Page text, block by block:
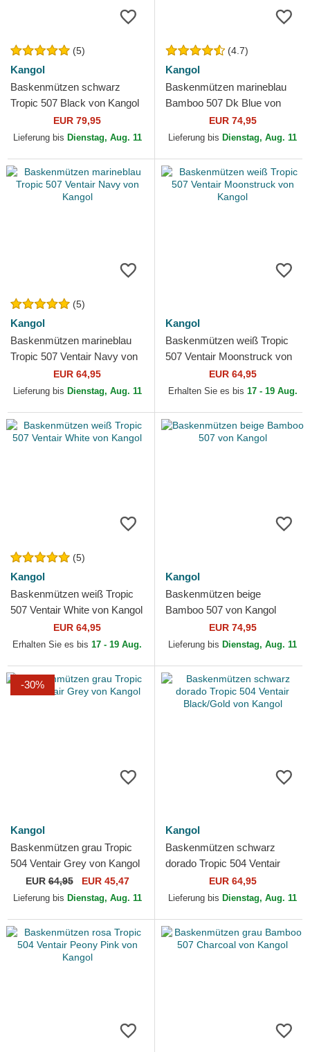
(5)
Kangol
Baskenmützen schwarz
Tropic 507 Black von Kangol
EUR 79,95
Lieferung bis Dienstag, Aug. 11
(4.7)
Kangol
Baskenmützen marineblau
Bamboo 507 Dk Blue von
EUR 74,95
Lieferung bis Dienstag, Aug. 11
(5)
Kangol
Baskenmützen marineblau
Tropic 507 Ventair Navy von
EUR 64,95
Lieferung bis Dienstag, Aug. 11
Kangol
Baskenmützen weiß Tropic
507 Ventair Moonstruck von
EUR 64,95
Erhalten Sie es bis 17 - 19 Aug.
(5)
Kangol
Baskenmützen weiß Tropic
507 Ventair White von Kangol
EUR 64,95
Erhalten Sie es bis 17 - 19 Aug.
Kangol
Baskenmützen beige
Bamboo 507 von Kangol
EUR 74,95
Lieferung bis Dienstag, Aug. 11
-30%
Kangol
Baskenmützen grau Tropic
504 Ventair Grey von Kangol
EUR64,95 EUR 45,47
Lieferung bis Dienstag, Aug. 11
Kangol
Baskenmützen schwarz
dorado Tropic 504 Ventair
Black/Gold von Kangol
EUR 64,95
Lieferung bis Dienstag, Aug. 11